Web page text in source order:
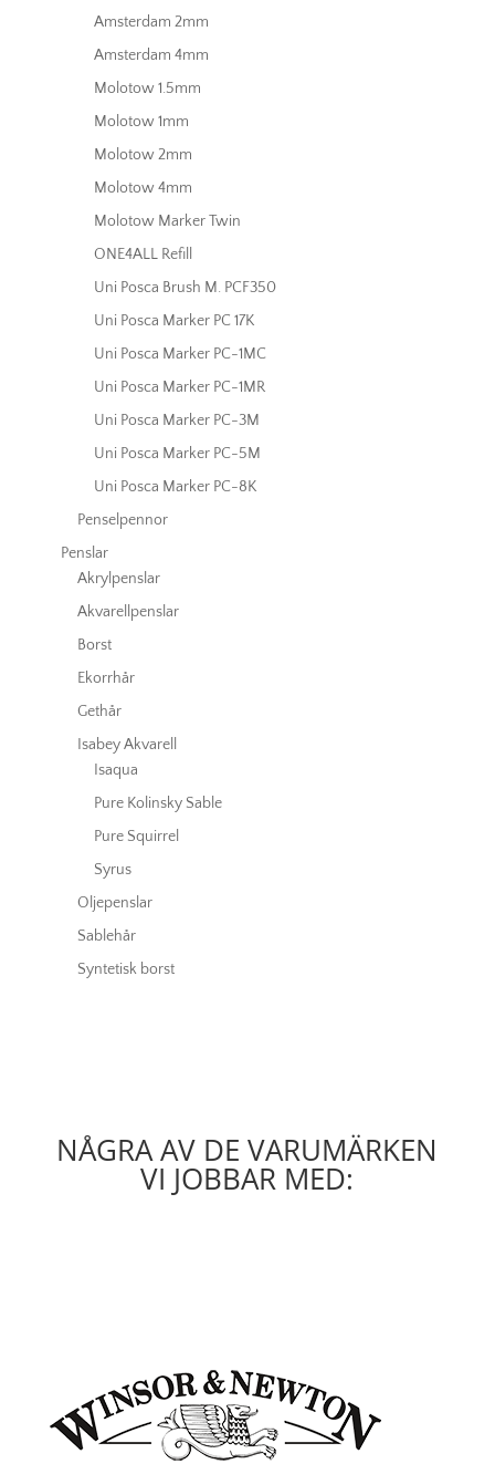
Amsterdam 2mm
Amsterdam 4mm
Molotow 1.5mm
Molotow 1mm
Molotow 2mm
Molotow 4mm
Molotow Marker Twin
ONE4ALL Refill
Uni Posca Brush M. PCF350
Uni Posca Marker PC 17K
Uni Posca Marker PC-1MC
Uni Posca Marker PC-1MR
Uni Posca Marker PC-3M
Uni Posca Marker PC-5M
Uni Posca Marker PC-8K
Penselpennor
Penslar
Akrylpenslar
Akvarellpenslar
Borst
Ekorrhår
Gethår
Isabey Akvarell
Isaqua
Pure Kolinsky Sable
Pure Squirrel
Syrus
Oljepenslar
Sablehår
Syntetisk borst
NÅGRA AV DE VARUMÄRKEN
VI JOBBAR MED: